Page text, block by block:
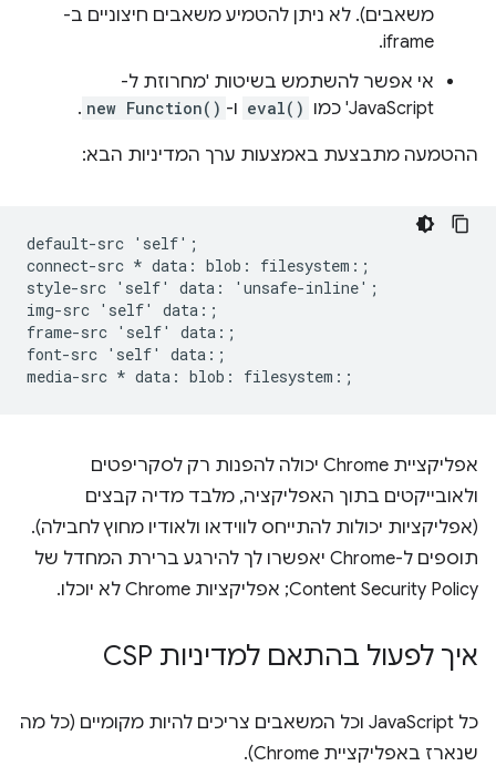
משאבים). לא ניתן להטמיע משאבים חיצוניים ב-
iframe.
אי אפשר להשתמש בשיטות 'מחרוזת ל-
JavaScript' כמו
eval() ו- new Function()
.
ההטמעה מתבצעת באמצעות ערך המדיניות הבא:
default-src 'self';
connect-src * data: blob: filesystem:;
style-src 'self' data: 'unsafe-inline';
img-src 'self' data:;
frame-src 'self' data:;
font-src 'self' data:;
אפליקציית Chrome יכולה להפנות רק לסקריפטים
ולאובייקטים בתוך האפליקציה, מלבד מדיה קבצים
(אפליקציות יכולות להתייחס לווידאו ולאודיו מחוץ לחבילה).
תוספים ל-Chrome יאפשרו לך להירגע ברירת המחדל של
Content Security Policy; אפליקציות Chrome לא יוכלו.
איך לפעול בהתאם למדיניות CSP
כל JavaScript וכל המשאבים צריכים להיות מקומיים (כל מה
שנארז באפליקציית Chrome).